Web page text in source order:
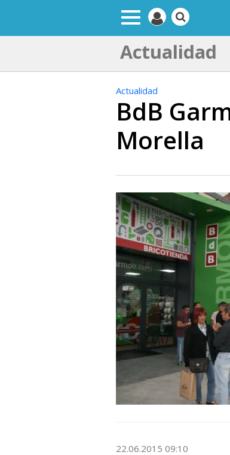
Actualidad
Actualidad
BdB
Morella
22.06.2015 09:10